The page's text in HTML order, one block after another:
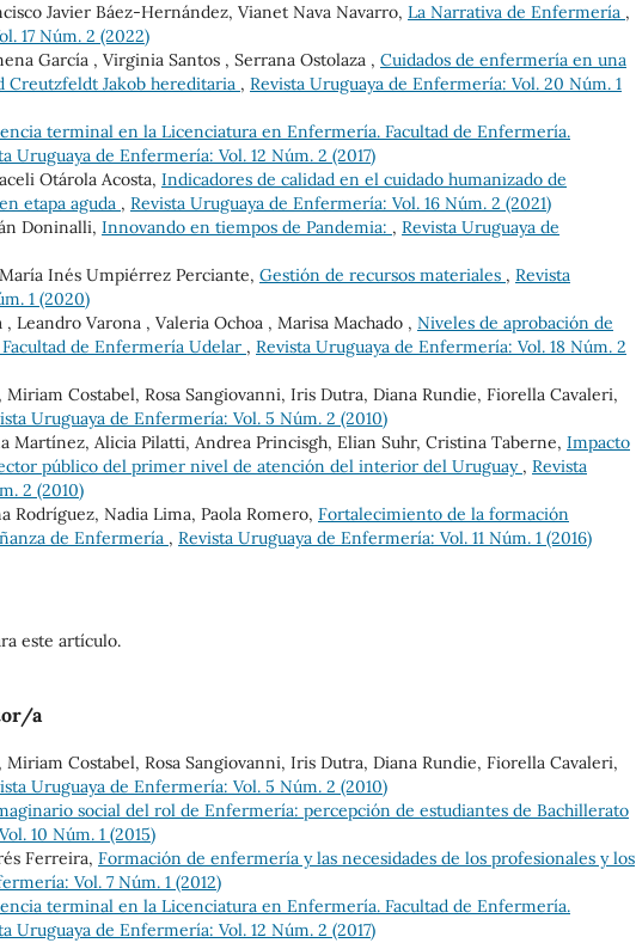
Javier Báez-Hernández, Vianet Nava Navarro, La Narrativa de Enfermería ,
17 Núm. 2 (2022)
García , Virginia Santos , Serrana Ostolaza , Cuidados de enfermería en una
Creutzfeldt Jakob hereditaria , Revista Uruguaya de Enfermería: Vol. 20 Núm. 1
terminal en la Licenciatura en Enfermería. Facultad de Enfermería.
Uruguaya de Enfermería: Vol. 12 Núm. 2 (2017)
Otárola Acosta, Indicadores de calidad en el cuidado humanizado de
etapa aguda , Revista Uruguaya de Enfermería: Vol. 16 Núm. 2 (2021)
Doninalli, Innovando en tiempos de Pandemia: , Revista Uruguaya de
Inés Umpiérrez Perciante, Gestión de recursos materiales , Revista
1 (2020)
Leandro Varona , Valeria Ochoa , Marisa Machado , Niveles de aprobación de
de Enfermería Udelar , Revista Uruguaya de Enfermería: Vol. 18 Núm. 2
Miriam Costabel, Rosa Sangiovanni, Iris Dutra, Diana Rundie, Fiorella Cavaleri,
Uruguaya de Enfermería: Vol. 5 Núm. 2 (2010)
Martínez, Alicia Pilatti, Andrea Princisgh, Elian Suhr, Cristina Taberne, Impacto
público del primer nivel de atención del interior del Uruguay , Revista
2 (2010)
Rodríguez, Nadia Lima, Paola Romero, Fortalecimiento de la formación
de Enfermería , Revista Uruguaya de Enfermería: Vol. 11 Núm. 1 (2016)
este artículo.
a
Miriam Costabel, Rosa Sangiovanni, Iris Dutra, Diana Rundie, Fiorella Cavaleri,
Uruguaya de Enfermería: Vol. 5 Núm. 2 (2010)
social del rol de Enfermería: percepción de estudiantes de Bachillerato
10 Núm. 1 (2015)
Ferreira, Formación de enfermería y las necesidades de los profesionales y los
Vol. 7 Núm. 1 (2012)
terminal en la Licenciatura en Enfermería. Facultad de Enfermería.
Uruguaya de Enfermería: Vol. 12 Núm. 2 (2017)